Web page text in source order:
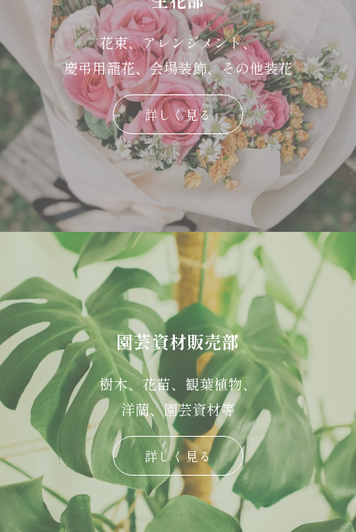
花束、アレンジメント、
慶弔用籠花、会場装飾、その他装花
詳しく見る
園芸資材販売部
樹木、花苗、観葉植物、
洋蘭、園芸資材等
詳しく見る